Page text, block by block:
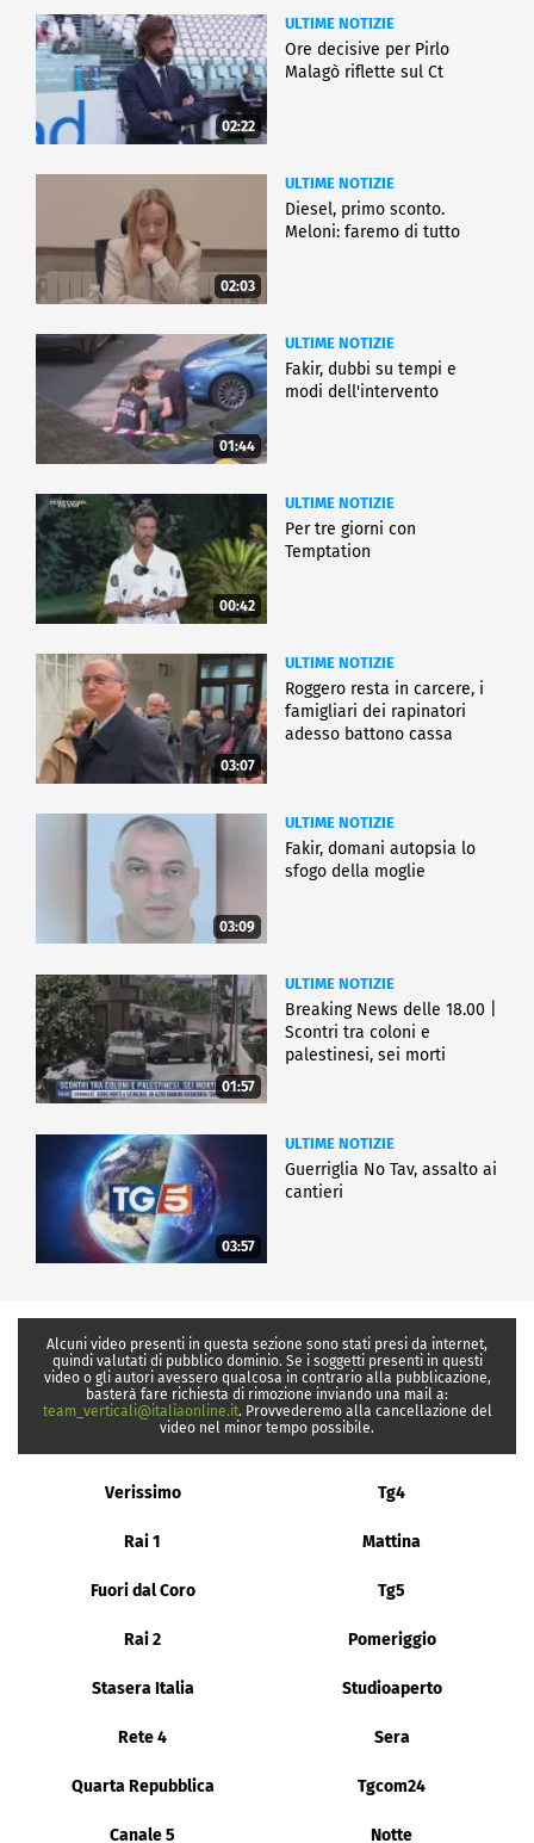
02:22
ULTIME NOTIZIE
Ore decisive per Pirlo
Malagò riflette sul Ct
02:03
ULTIME NOTIZIE
Diesel, primo sconto.
Meloni: faremo di tutto
01:44
ULTIME NOTIZIE
Fakir, dubbi su tempi e
modi dell'intervento
00:42
ULTIME NOTIZIE
Per tre giorni con
Temptation
03:07
ULTIME NOTIZIE
Roggero resta in carcere, i
famigliari dei rapinatori
adesso battono cassa
03:09
ULTIME NOTIZIE
Fakir, domani autopsia lo
sfogo della moglie
01:57
ULTIME NOTIZIE
Breaking News delle 18.00 |
Scontri tra coloni e
palestinesi, sei morti
03:57
ULTIME NOTIZIE
Guerriglia No Tav, assalto ai
cantieri
Alcuni video presenti in questa sezione sono stati presi da internet,
quindi valutati di pubblico dominio. Se i soggetti presenti in questi
video o gli autori avessero qualcosa in contrario alla pubblicazione,
basterà fare richiesta di rimozione inviando una mail a:
team_verticali@italiaonline.it. Provvederemo alla cancellazione del
video nel minor tempo possibile.
Verissimo Tg4
Rai 1 Mattina
Fuori dal Coro Tg5
Rai 2 Pomeriggio
Stasera Italia Studioaperto
Rete 4 Sera
Quarta Repubblica Tgcom24
Canale 5 Notte